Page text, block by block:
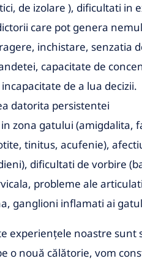
de izolare ), dificultati in
care pot genera
inchistare, senzatia
capacitate de
de a lua decizii.
datorita persistentei
zona gatului (amigdalita,
tinitus, acufenie),
dificultati de vorbire
probleme ale
ganglioni inflamati ai
experiențele noastre sunt
o nouă călătorie, vom